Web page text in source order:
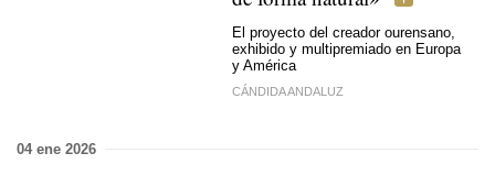
El proyecto del creador ourensano,
exhibido y multipremiado en Europa
y América
CÁNDIDA ANDALUZ
04 ene 2026